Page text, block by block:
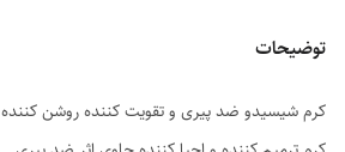
توضیحات
کرم شیسیدو ضد پیری و تقویت کننده روشن کننده